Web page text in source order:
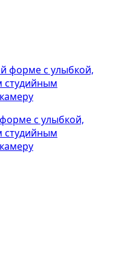
с улыбкой,
студийным